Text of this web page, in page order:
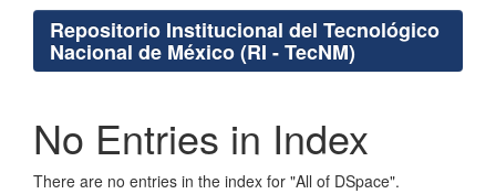
Repositorio Institucional del Tecnológico
Nacional de México (RI - TecNM)
No Entries in Index
There are no entries in the index for "All of DSpace".